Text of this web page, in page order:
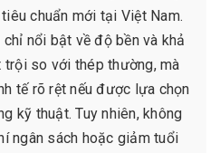
chuẩn mới tại Việt Nam.
nổi bật về độ bền và khả
trội so với thép thường, mà
tế rõ rệt nếu được lựa chọn
kỹ thuật. Tuy nhiên, không
ngân sách hoặc giảm tuổi